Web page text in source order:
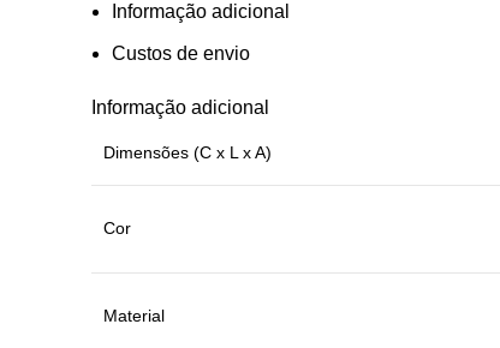
Informação adicional
Custos de envio
Informação adicional
Dimensões (C x L x A)
Cor
Material